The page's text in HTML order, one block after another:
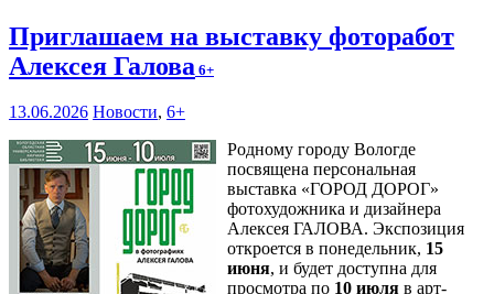
Приглашаем на выставку фоторабот
Алексея Галова 6+
13.06.2026 Новости, 6+
Родному городу Вологде
посвящена персональная
выставка «ГОРОД ДОРОГ»
фотохудожника и дизайнера
Алексея ГАЛОВА. Экспозиция
откроется в понедельник, 15
июня, и будет доступна для
просмотра по 10 июля в арт-